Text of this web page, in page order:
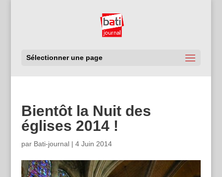
Sélectionner une page
Bientôt la Nuit des
églises 2014 !
par Bati-journal| 4 Juin 2014